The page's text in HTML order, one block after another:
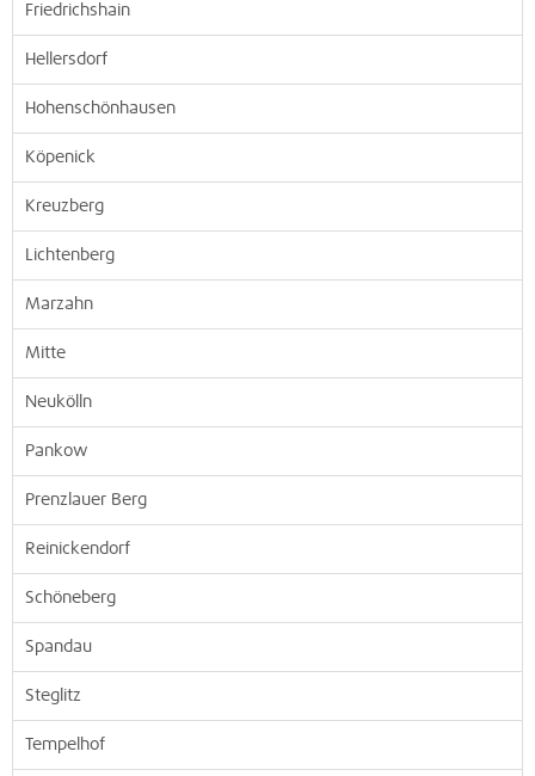
Friedrichshain
Hellersdorf
Hohenschönhausen
Köpenick
Kreuzberg
Lichtenberg
Marzahn
Mitte
Neukölln
Pankow
Prenzlauer Berg
Reinickendorf
Schöneberg
Spandau
Steglitz
Tempelhof